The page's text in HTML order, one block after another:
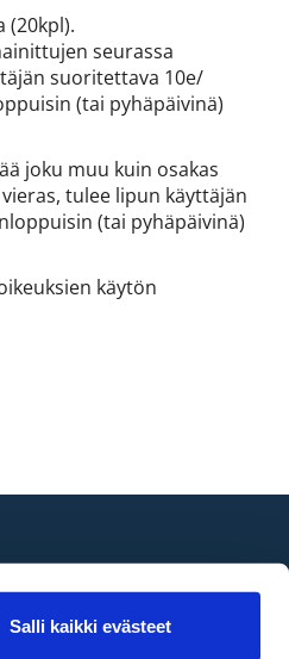
Salli kaikki evästeet
(20kpl).
seurassa
suoritettava 10e/
(tai pyhäpäivinä)
joku muu kuin osakas
tulee lipun käyttäjän
(tai pyhäpäivinä)
käytön